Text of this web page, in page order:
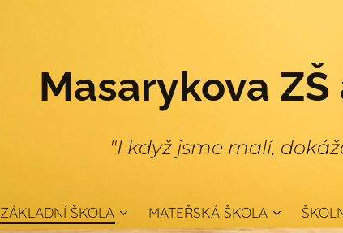
Masarykova ZŠ
"I když jsme malí,
ZÁKLADNÍ ŠKOLA MATEŘSKÁ ŠKOLA